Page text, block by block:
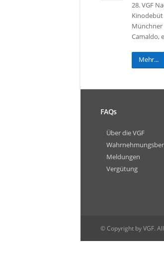
28. VGF
Kinodebüt
Münchner
Camaldo,
Mehr...
FAQs
Über die VGF
Meldungen
Vergütung
© Copyright by VGF.